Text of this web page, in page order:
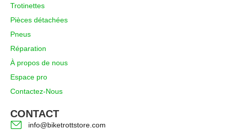
Trotinettes
Pièces détachées
Pneus
Réparation
À propos de nous
Espace pro
Contactez-Nous
CONTACT
info@biketrottstore.com